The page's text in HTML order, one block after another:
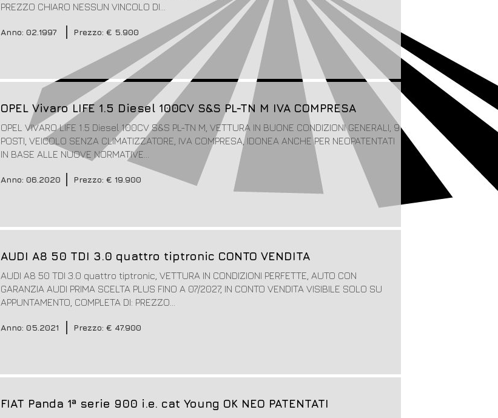
PREZZO CHIARO NESSUN VINCOLO DI...
Anno: 02.1997 Prezzo: € 5.900
OPEL Vivaro LIFE 1.5 Diesel 100CV S&S PL-TN M IVA COMPRESA
OPEL VIVARO LIFE 1.5 Diesel 100CV S&S PL-TN M, VETTURA IN BUONE CONDIZIONI GENERALI, 9
POSTI, VEICOLO SENZA CLIMATIZZATORE, IVA COMPRESA, IDONEA ANCHE PER NEOPATENTATI
IN BASE ALLE NUOVE NORMATIVE...
Anno: 06.2020 Prezzo: € 19.900
AUDI A8 50 TDI 3.0 quattro tiptronic CONTO VENDITA
AUDI A8 50 TDI 3.0 quattro tiptronic, VETTURA IN CONDIZIONI PERFETTE, AUTO CON
GARANZIA AUDI PRIMA SCELTA PLUS FINO A 07/2027, IN CONTO VENDITA VISIBILE SOLO SU
APPUNTAMENTO, COMPLETA DI: PREZZO...
Anno: 05.2021 Prezzo: € 47.900
FIAT Panda 1ª serie 900 i.e. cat Young OK NEO PATENTATI